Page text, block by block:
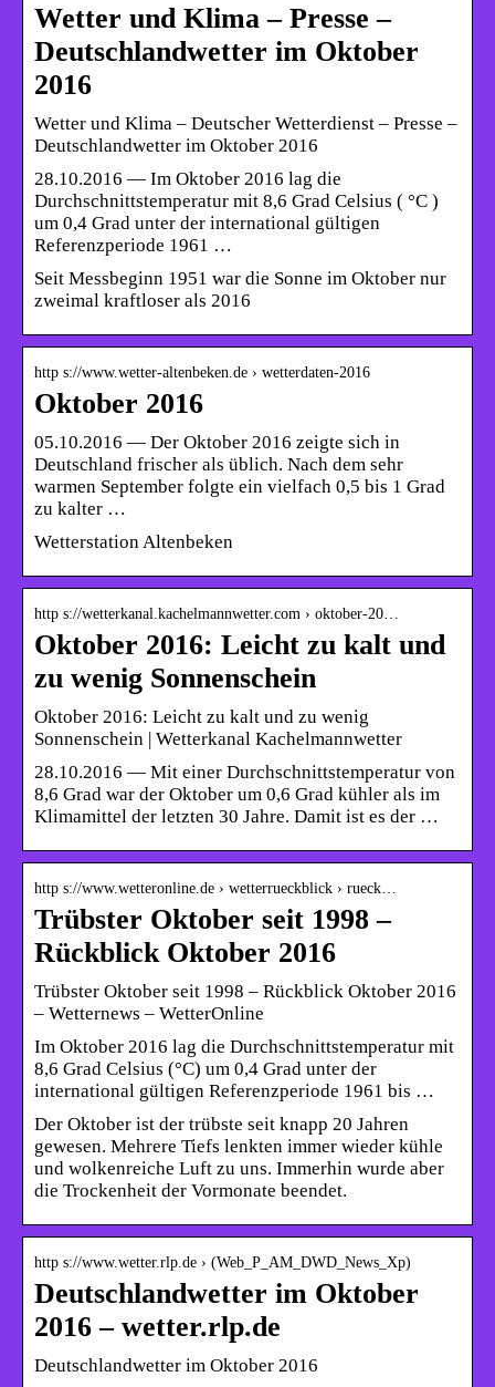
Wetter und Klima – Presse –
Deutschlandwetter im Oktober
2016
Wetter und Klima – Deutscher Wetterdienst – Presse –
Deutschlandwetter im Oktober 2016
28.10.2016 — Im Oktober 2016 lag die
Durchschnittstemperatur mit 8,6 Grad Celsius ( °C )
um 0,4 Grad unter der international gültigen
Referenzperiode 1961 …
Seit Messbeginn 1951 war die Sonne im Oktober nur
zweimal kraftloser als 2016
http s://www.wetter-altenbeken.de › wetterdaten-2016
Oktober 2016
05.10.2016 — Der Oktober 2016 zeigte sich in
Deutschland frischer als üblich. Nach dem sehr
warmen September folgte ein vielfach 0,5 bis 1 Grad
zu kalter …
Wetterstation Altenbeken
http s://wetterkanal.kachelmannwetter.com › oktober-20…
Oktober 2016: Leicht zu kalt und
zu wenig Sonnenschein
Oktober 2016: Leicht zu kalt und zu wenig
Sonnenschein | Wetterkanal Kachelmannwetter
28.10.2016 — Mit einer Durchschnittstemperatur von
8,6 Grad war der Oktober um 0,6 Grad kühler als im
Klimamittel der letzten 30 Jahre. Damit ist es der …
http s://www.wetteronline.de › wetterrueckblick › rueck…
Trübster Oktober seit 1998 –
Rückblick Oktober 2016
Trübster Oktober seit 1998 – Rückblick Oktober 2016
– Wetternews – WetterOnline
Im Oktober 2016 lag die Durchschnittstemperatur mit
8,6 Grad Celsius (°C) um 0,4 Grad unter der
international gültigen Referenzperiode 1961 bis …
Der Oktober ist der trübste seit knapp 20 Jahren
gewesen. Mehrere Tiefs lenkten immer wieder kühle
und wolkenreiche Luft zu uns. Immerhin wurde aber
die Trockenheit der Vormonate beendet.
http s://www.wetter.rlp.de › (Web_P_AM_DWD_News_Xp)
Deutschlandwetter im Oktober
2016 – wetter.rlp.de
Deutschlandwetter im Oktober 2016